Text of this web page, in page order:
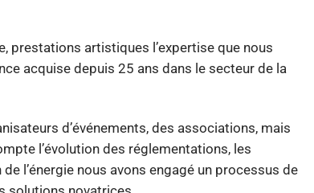
prestations artistiques l’expertise que nous
acquise depuis 25 ans dans le secteur de la
d’événements, des associations, mais
l’évolution des réglementations, les
l’énergie nous avons engagé un processus de